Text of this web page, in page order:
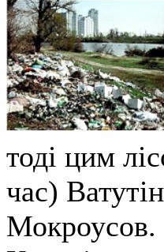
тоді цим
час)
Мокроусов.